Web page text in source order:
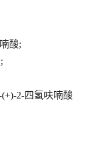
酸;
(+)-2-四氢呋喃酸